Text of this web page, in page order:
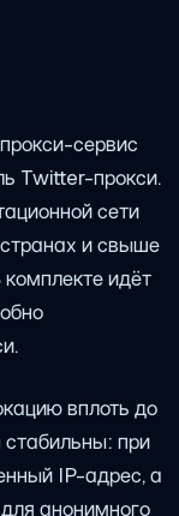
сервис
Twitter-прокси.
сети
и свыше
идёт
вплоть до
стабильны: при
IP-адрес, а
анонимного